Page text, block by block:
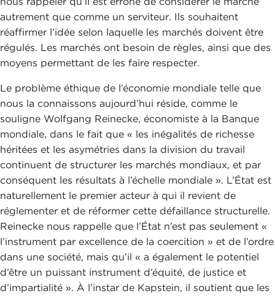
autrement que comme un serviteur. Ils souhaitent
réaffirmer l’idée selon laquelle les marchés doivent être
régulés. Les marchés ont besoin de règles, ainsi que des
moyens permettant de les faire respecter.
Le problème éthique de l’économie mondiale telle que
nous la connaissons aujourd’hui réside, comme le
souligne Wolfgang Reinecke, économiste à la Banque
mondiale, dans le fait que « les inégalités de richesse
héritées et les asymétries dans la division du travail
continuent de structurer les marchés mondiaux, et par
conséquent les résultats à l’échelle mondiale ». L’État est
naturellement le premier acteur à qui il revient de
réglementer et de réformer cette défaillance structurelle.
Reinecke nous rappelle que l’État n’est pas seulement «
l’instrument par excellence de la coercition » et de l’ordre
dans une société, mais qu’il « a également le potentiel
d’être un puissant instrument d’équité, de justice et
d’impartialité ». À l’instar de Kapstein, il soutient que les